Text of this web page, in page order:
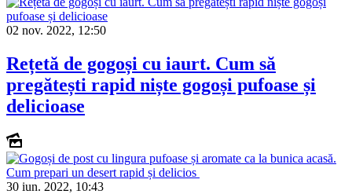
02 nov. 2022, 12:50
Rețetă de gogoși cu iaurt. Cum să
pregătești rapid niște gogoși pufoase și
delicioase
30 iun. 2022, 10:43